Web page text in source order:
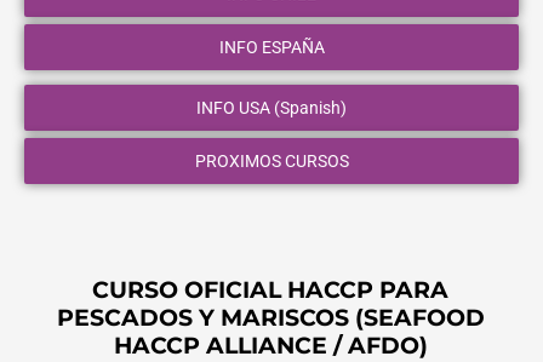
INFO ESPAÑA
INFO USA (Spanish)
PROXIMOS CURSOS
CURSO OFICIAL HACCP PARA
PESCADOS Y MARISCOS (SEAFOOD
HACCP ALLIANCE / AFDO)